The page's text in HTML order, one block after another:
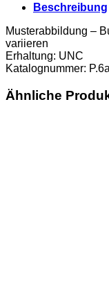
Beschreibung
Musterabbildung –
variieren
Erhaltung: UNC
Katalognummer: P.6a
Ähnliche